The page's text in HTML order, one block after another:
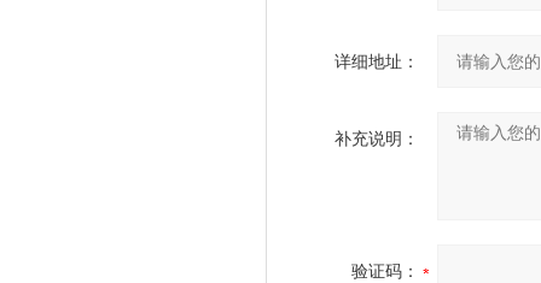
详细地址：
补充说明：
验证码：